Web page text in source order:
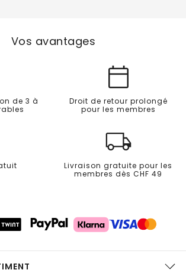
Vos avantages
de 3 à
Droit de retour prolongé
pour les membres
Livraison gratuite pour les
membres dès CHF 49